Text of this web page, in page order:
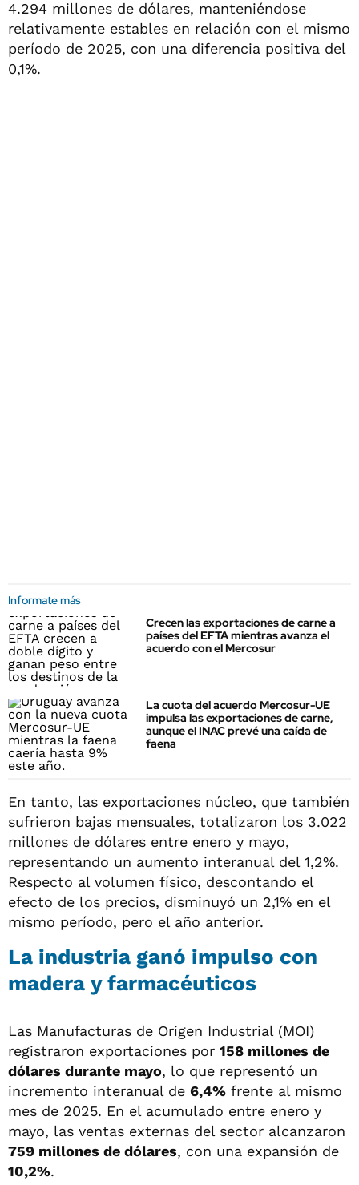
4.294 millones de dólares, manteniéndose
relativamente estables en relación con el mismo
período de 2025, con una diferencia positiva del
0,1%.
Informate más
Crecen las exportaciones de carne a
países del EFTA mientras avanza el
acuerdo con el Mercosur
La cuota del acuerdo Mercosur-UE
impulsa las exportaciones de carne,
aunque el INAC prevé una caída de
faena
En tanto, las exportaciones núcleo, que también
sufrieron bajas mensuales, totalizaron los 3.022
millones de dólares entre enero y mayo,
representando un aumento interanual del 1,2%.
Respecto al volumen físico, descontando el
efecto de los precios, disminuyó un 2,1% en el
mismo período, pero el año anterior.
La industria ganó impulso con
madera y farmacéuticos
Las Manufacturas de Origen Industrial (MOI)
registraron exportaciones por 158 millones de
dólares durante mayo, lo que representó un
incremento interanual de 6,4% frente al mismo
mes de 2025. En el acumulado entre enero y
mayo, las ventas externas del sector alcanzaron
759 millones de dólares, con una expansión de
10,2%.